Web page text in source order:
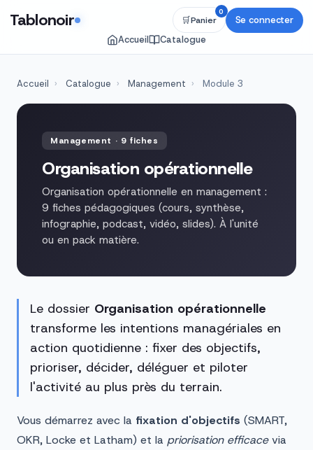
Tablonoir
Accueil Catalogue
🛒Panier
0
Se connecter
Accueil › Catalogue › Management › Module 3
Management · 9 fiches
Organisation opérationnelle
Organisation opérationnelle en management :
9 fiches pédagogiques (cours, synthèse,
infographie, podcast, vidéo, slides). À l'unité
ou en pack matière.
Le dossier Organisation opérationnelle
transforme les intentions managériales en
action quotidienne : fixer des objectifs,
prioriser, décider, déléguer et piloter
l'activité au plus près du terrain.
Vous démarrez avec la fixation d'objectifs (SMART,
OKR, Locke et Latham) et la priorisation efficacevia